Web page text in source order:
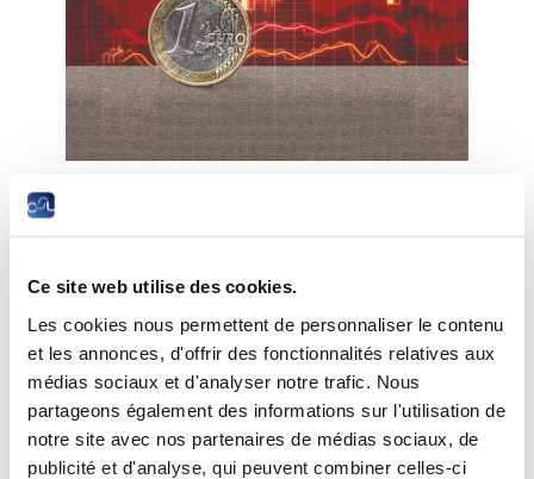
Ce site web utilise des cookies.
Les cookies nous permettent de personnaliser le contenu
et les annonces, d'offrir des fonctionnalités relatives aux
médias sociaux et d'analyser notre trafic. Nous
partageons également des informations sur l'utilisation de
notre site avec nos partenaires de médias sociaux, de
publicité et d'analyse, qui peuvent combiner celles-ci
La Banque centrale
européenne tiraillée entre la
stabilité des prix et la
croissance économique
Date :mercredi, 23 novembre 2022 à 18h30
Lieu : Chambre des salariés, 2-4 rue Pierre Hentges,